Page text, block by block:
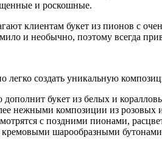
и роскошные.
клиентам букет из пионов с
и необычно, поэтому всегда
создать уникальную
букет из белых и
нежными композиции из розовых
с поздними пионами,
шарообразными